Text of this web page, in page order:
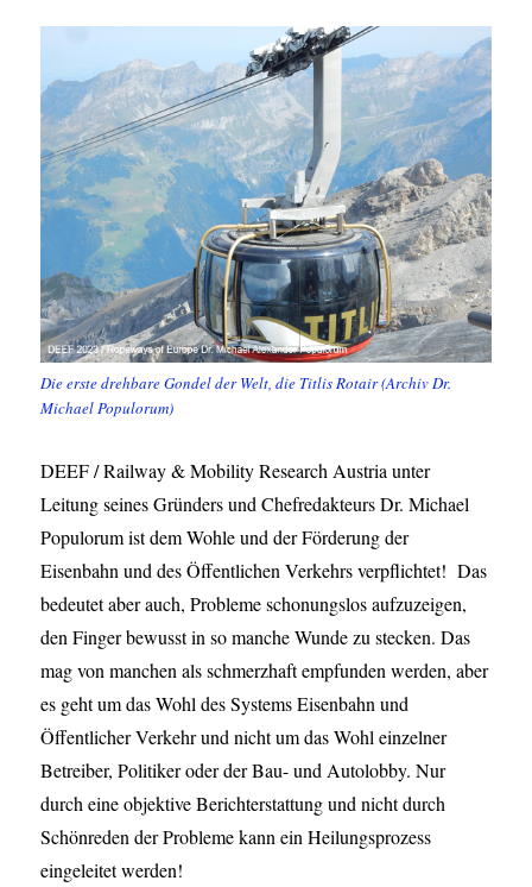
Die erste drehbare Gondel der Welt, die Titlis Rotair (Archiv Dr.
Michael Populorum)
DEEF / Railway & Mobility Research Austria unter
Leitung seines Gründers und Chefredakteurs Dr. Michael
Populorum ist dem Wohle und der Förderung der
Eisenbahn und des Öffentlichen Verkehrs verpflichtet! Das
bedeutet aber auch, Probleme schonungslos aufzuzeigen,
den Finger bewusst in so manche Wunde zu stecken. Das
mag von manchen als schmerzhaft empfunden werden, aber
es geht um das Wohl des Systems Eisenbahn und
Öffentlicher Verkehr und nicht um das Wohl einzelner
Betreiber, Politiker oder der Bau- und Autolobby. Nur
durch eine objektive Berichterstattung und nicht durch
Schönreden der Probleme kann ein Heilungsprozess
eingeleitet werden!